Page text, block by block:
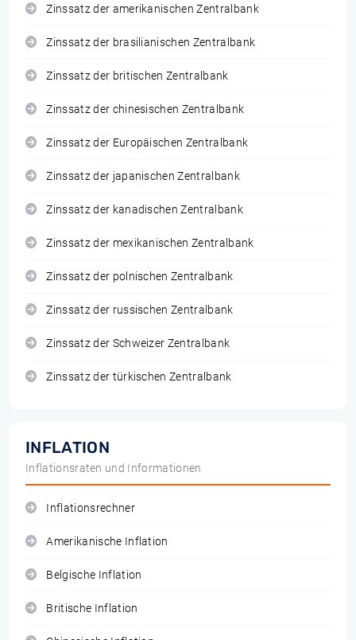
Zinssatz der amerikanischen Zentralbank
Zinssatz der brasilianischen Zentralbank
Zinssatz der britischen Zentralbank
Zinssatz der chinesischen Zentralbank
Zinssatz der Europäischen Zentralbank
Zinssatz der japanischen Zentralbank
Zinssatz der kanadischen Zentralbank
Zinssatz der mexikanischen Zentralbank
Zinssatz der polnischen Zentralbank
Zinssatz der russischen Zentralbank
Zinssatz der Schweizer Zentralbank
Zinssatz der türkischen Zentralbank
INFLATION
Inflationsraten und Informationen
Inflationsrechner
Amerikanische Inflation
Belgische Inflation
Britische Inflation